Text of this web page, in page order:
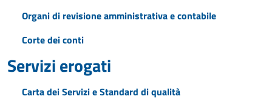
Organi di revisione amministrativa e contabile
Corte dei conti
Servizi erogati
Carta dei Servizi e Standard di qualità